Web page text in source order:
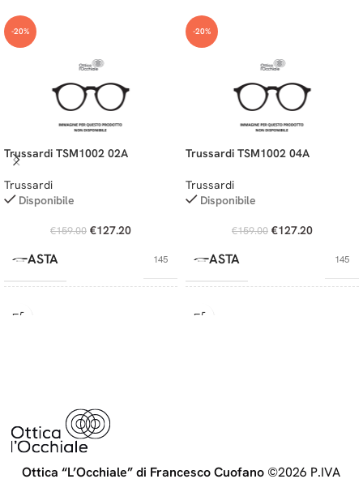
-20%
Trussardi TSM1002 02A
Trussardi
Disponibile
€159.00 €127.20
ASTA 145
MATERIALE
-20%
Trussardi TSM1002 04A
Trussardi
Disponibile
€159.00 €127.20
ASTA 145
Ottica “L’Occhiale” di Francesco Cuofano ©2026 P.IVA